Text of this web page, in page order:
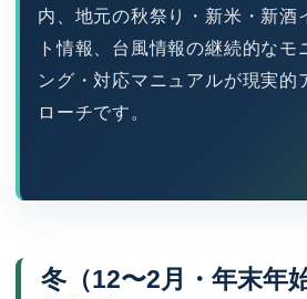
内、地元の秋祭り・新米・新酒
ト情報、台風情報の継続的なモ
ング・対応マニュアルが現実的
ローチです。
冬（12〜2月・年末年